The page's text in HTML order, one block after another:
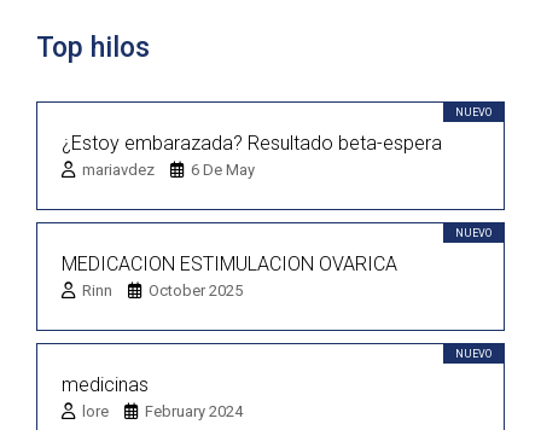
Top hilos
NUEVO
¿Estoy embarazada? Resultado beta-espera
mariavdez 6 De May
NUEVO
MEDICACION ESTIMULACION OVARICA
Rinn October 2025
NUEVO
medicinas
lore February 2024